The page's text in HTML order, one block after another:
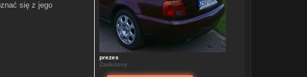
prezes
Zasłużony
się z jego